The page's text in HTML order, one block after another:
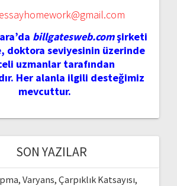
billgatesweb.comşirketi
doktora seviyesinin üzerinde
uzmanlar tarafından
Her alanla ilgili desteğimiz
mevcuttur.
SON YAZILAR
Varyans, Çarpıklık Katsayısı,